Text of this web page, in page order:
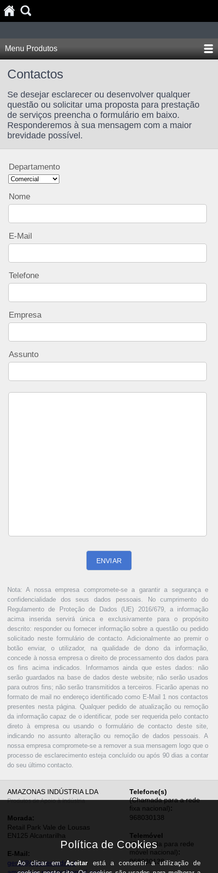
Menu Produtos
Contactos
Se desejar esclarecer ou desenvolver qualquer
questão ou solicitar uma proposta para prestação
de serviços preencha o formulário em baixo.
Responderemos à sua mensagem com a maior
brevidade possível.
Departamento
Nome
E-Mail
Telefone
Empresa
Assunto
ENVIAR
Nota: A nossa empresa compromete-se a garantir a segurança e
confidencialidade dos seus dados pessoais. No cumprimento do
Regulamento de Proteção de Dados (UE) 2016/679, a informação
acima inserida servirá única e exclusivamente para o propósito
descrito: responder ou fornecer informação sobre a questão ou pedido
solicitado neste formulário de contacto. Adicionalmente ao premir o
botão enviar, o utilizador, na qualidade de dono da informação,
concede à nossa empresa o direito de processamento dos dados para
os fins acima indicados. Informamos ainda que estes dados: não
serão guardados na base de dados deste website; não serão usados
para outros fins; não serão transmitidos a terceiros. Ficarão apenas no
formato de mail no endereço identificado como E-Mail 1 nos contactos
presentes nesta página. Qualquer pedido de atualização ou remoção
da informação capaz de o identificar, pode ser requerida pelo contacto
direto à empresa ou usando o formulário de contacto deste site,
indicando no assunto alteração ou remoção de dados pessoais. A
nossa empresa compromete-se a remover a sua mensagem logo que o
processo de esclarecimento esteja concluído ou após 90 dias a contar
do seu último contacto.
AMAZONAS INDÚSTRIA LDA
Produtos de Apoio à Indústria
Morada:
Retail Park Vale de Lousas
EN125 Alcantarilha
E-Mail:
geral@higimercado.pt
Telefone(s)
(Chamada para a rede
fixa nacional):
968030138
Telemóvel
(Chamada para rede
móvel nacional):
968030138